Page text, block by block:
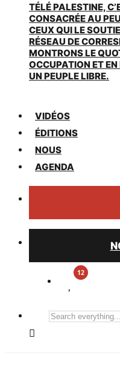
TÉLÉ PALESTINE,
CONSACRÉE AU
CEUX QUI LE
RÉSEAU DE
MONTRONS LE
OCCUPATION ET
UN PEUPLE LIBRE.
VIDÉOS
ÉDITIONS
NOUS
AGENDA
Search